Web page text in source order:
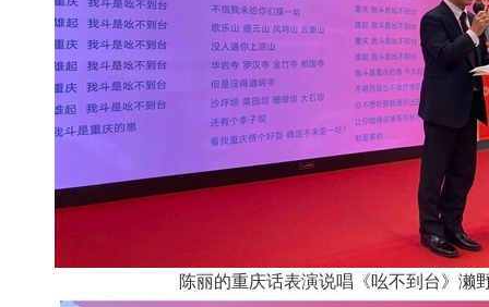
陈丽的重庆话表演说唱《吆不到台》濑